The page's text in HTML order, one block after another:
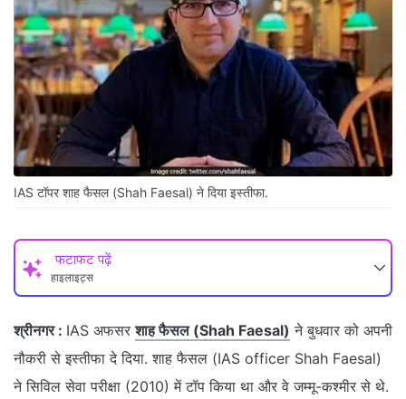
IAS टॉपर शाह फैसल (Shah Faesal) ने दिया इस्तीफा.
फटाफट पढ़ें
हाइलाइट्स
श्रीनगर : IAS अफसरशाह फैसल (Shah Faesal) ने बुधवार को अपनी
नौकरी से इस्तीफा दे दिया. शाह फैसल (IAS officer Shah Faesal)
ने सिविल सेवा परीक्षा (2010) में टॉप किया था और वे जम्मू-कश्मीर से थे.